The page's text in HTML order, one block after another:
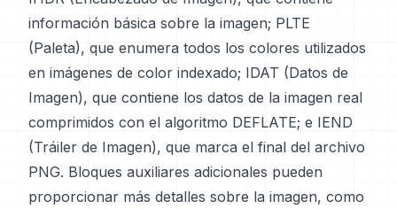
información básica sobre la imagen; PLTE
(Paleta), que enumera todos los colores utilizados
en imágenes de color indexado; IDAT (Datos de
Imagen), que contiene los datos de la imagen real
comprimidos con el algoritmo DEFLATE; e IEND
(Tráiler de Imagen), que marca el final del archivo
PNG. Bloques auxiliares adicionales pueden
proporcionar más detalles sobre la imagen, como